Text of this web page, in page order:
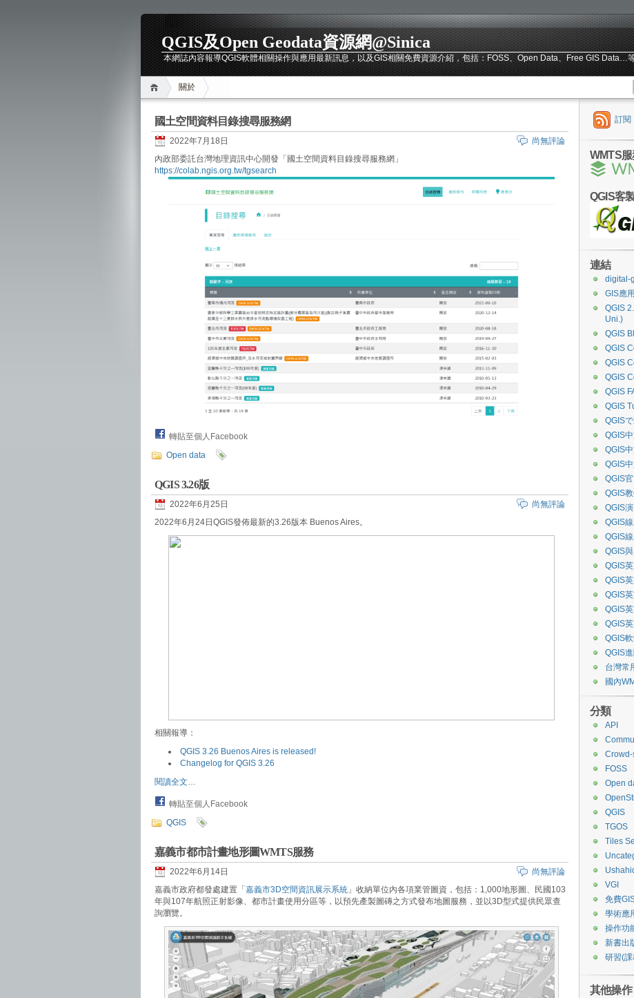
QGIS及Open Geodata資源網@Sinica
本網誌內容報導QGIS軟體相關操作與應用最新訊息，以及GIS相關免費資源介紹，包括：FOSS、Open Data、Free GIS Data…
關於
國土空間資料目錄搜尋服務網
2022年7月18日
尚無評論
內政部委託台灣地理資訊中心開發「國土空間資料目錄搜尋服務網」
https://colab.ngis.org.tw/tgsearch
轉貼至個人Facebook
Open data
QGIS 3.26版
2022年6月25日
尚無評論
2022年6月24日QGIS發佈最新的3.26版本 Buenos Aires。
相關報導：
QGIS 3.26 Buenos Aires is released!
Changelog for QGIS 3.26
閱讀全文…
轉貼至個人Facebook
QGIS
嘉義市都市計畫地形圖WMTS服務
2022年6月14日
尚無評論
嘉義市政府都發處建置「 嘉義市3D空間資訊展示系統 」收納單位內各項業管圖資，包括：1,000地形圖、民國103
年與107年航照正射影像、都市計畫使用分區等，以預先產製圖磚之方式發布地圖服務，並以3D型式提供民眾查
詢瀏覽。
訂閱
WMTS
QGIS客
連結
digital-
GIS應
QGIS
Uni.)
QGIS
QGIS
QGIS
QGIS
QGIS
QGIS
QGIS
QGIS
QGIS
QGIS
QGIS
QGIS
QGIS
QGIS
QGIS
QGIS
QGIS
QGIS
QGIS
QGIS
QGIS
QGIS
QGIS
台灣常
國內
分類
API
FOSS
Open
QGIS
TGOS
Tiles
VGI
免費
學術應
操作功
新書出
研習(
其他操作